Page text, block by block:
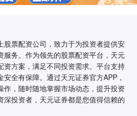
股票配资公司，致力于为投资者提供安
服务。作为领先的股票配资平台，天元
资方案，满足不同投资需求。平台支持
全有保障。通过天元证券官方APP，
作，随时随地掌握市场动态，提升投资
深投资者，天元证券都是您值得信赖的